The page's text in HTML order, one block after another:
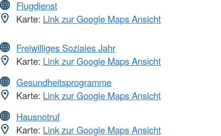
Flugdienst
Karte: Link zur Google Maps Ansicht
Freiwilliges Soziales Jahr
Karte: Link zur Google Maps Ansicht
Gesundheitsprogramme
Karte: Link zur Google Maps Ansicht
Hausnotruf
Karte: Link zur Google Maps Ansicht